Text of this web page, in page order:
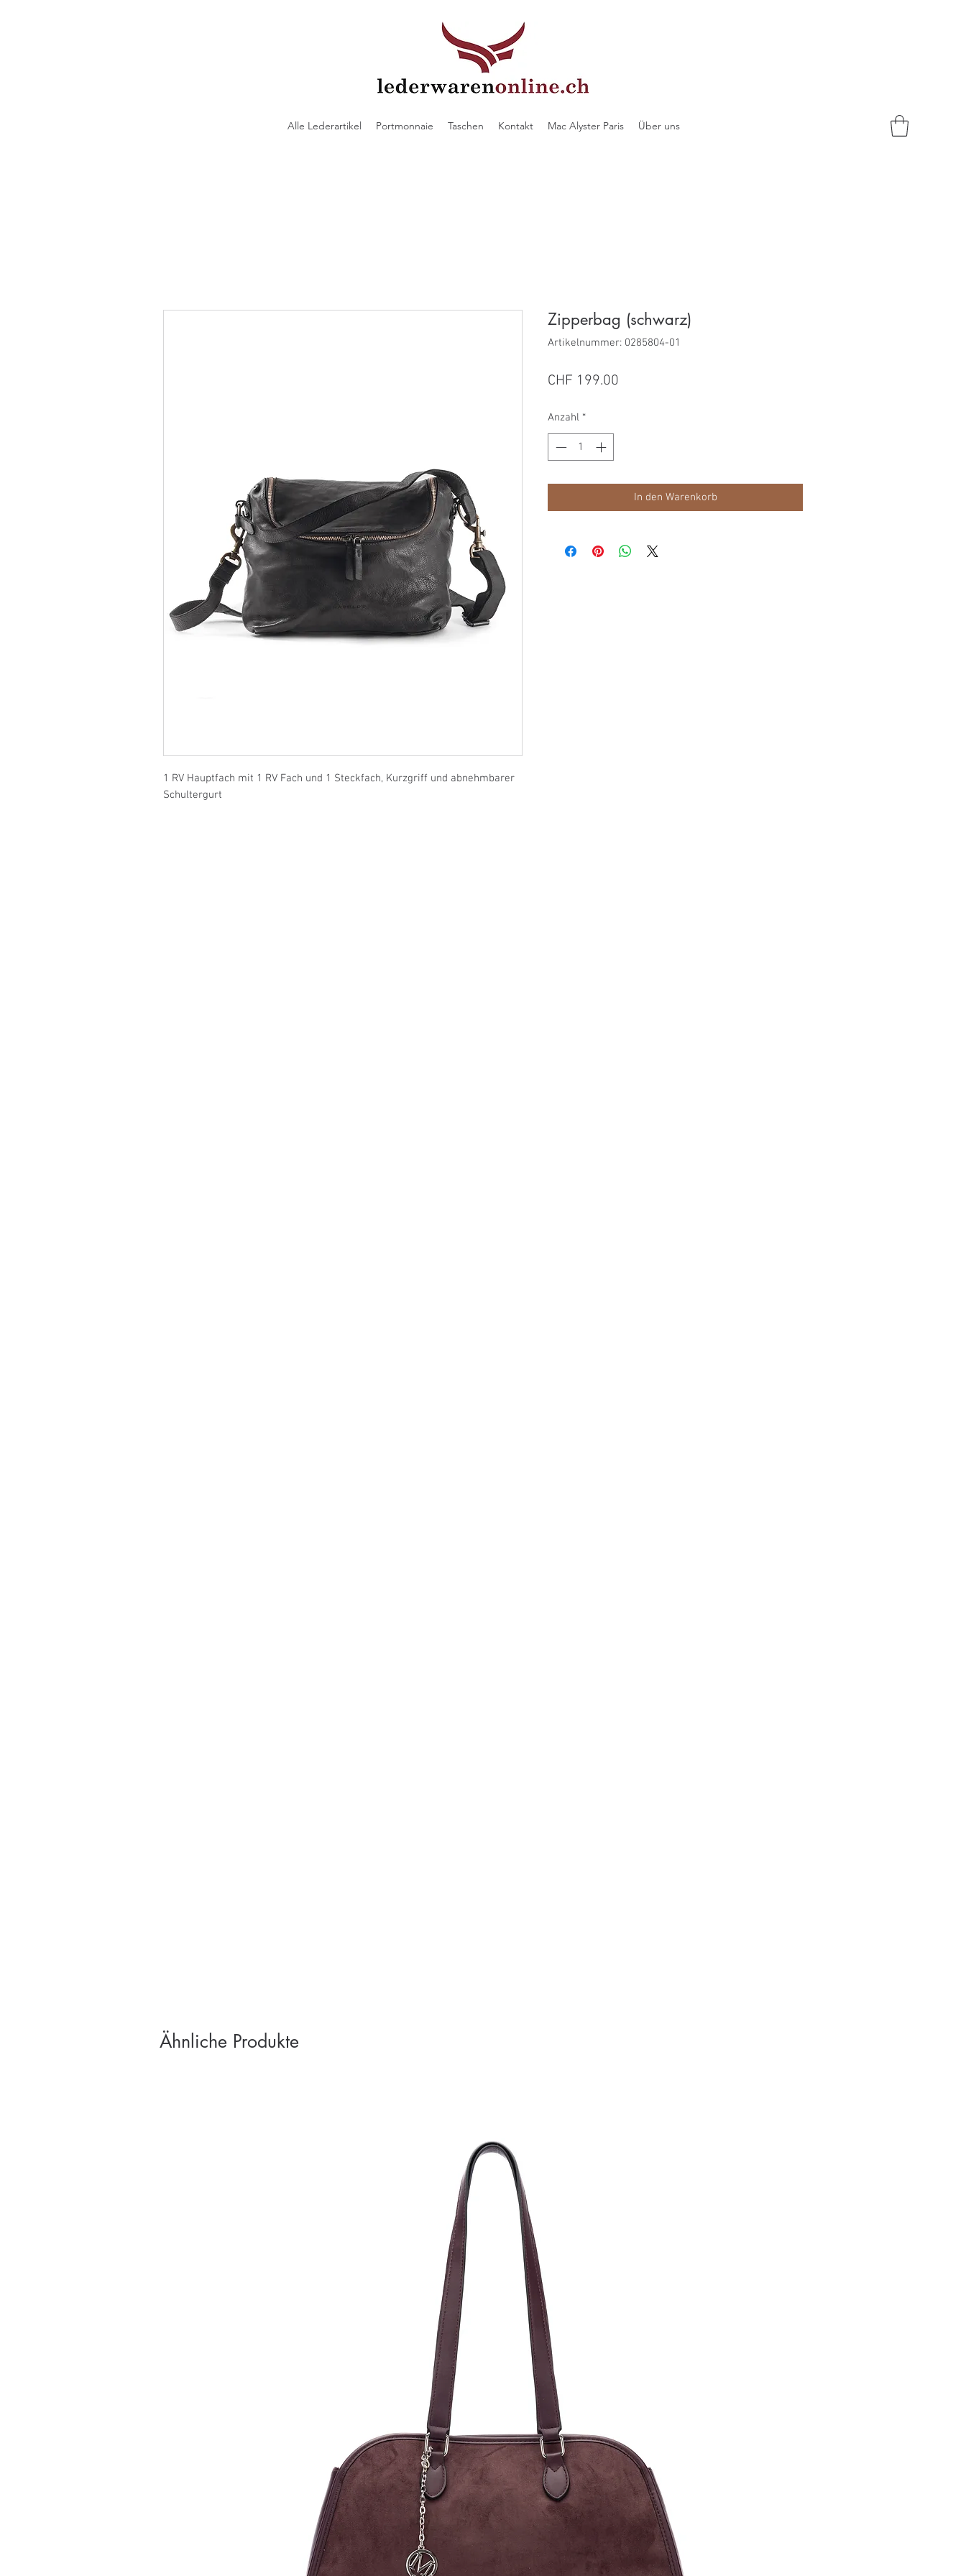
Alle Lederartikel Portmonnaie Taschen Kontakt Mac Alyster Paris Über uns
1 RV Hauptfach mit 1 RV Fach und 1 Steckfach, Kurzgriff und abnehmbarer
Schultergurt
Zipperbag (schwarz)
Artikelnummer: 0285804-01
CHF 199.00
Anzahl *
In den Warenkorb
Ähnliche Produkte